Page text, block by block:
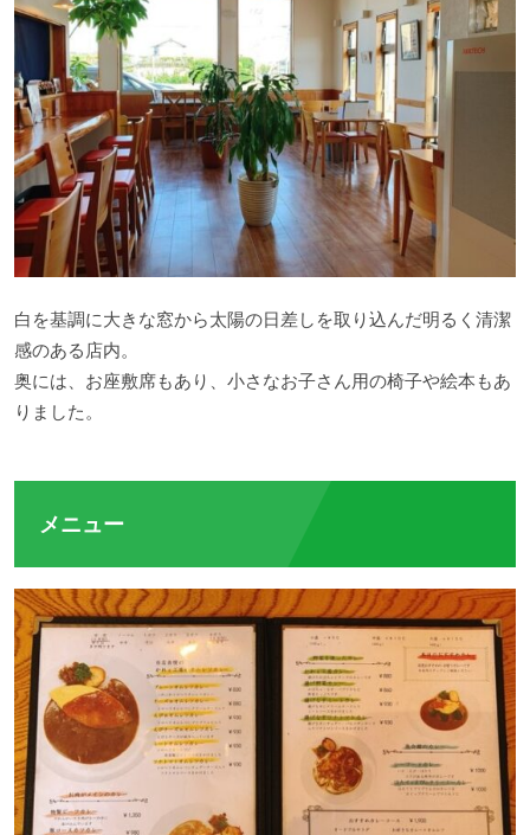
白を基調に大きな窓から太陽の日差しを取り込んだ明るく清潔
感のある店内。
奥には、お座敷席もあり、小さなお子さん用の椅子や絵本もあ
りました。
メニュー